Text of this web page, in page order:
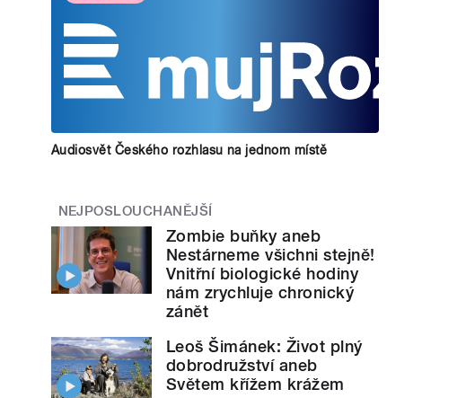
Audiosvět Českého rozhlasu na jednom místě
NEJPOSLOUCHANĚJŠÍ
Zombie buňky aneb
Nestárneme všichni stejně!
Vnitřní biologické hodiny
nám zrychluje chronický
zánět
Leoš Šimánek: Život plný
dobrodružství aneb
Světem křížem krážem